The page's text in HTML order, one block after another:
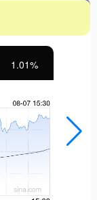
1.01%